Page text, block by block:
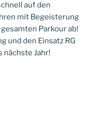
auf den
mit Begeisterung
Parkour ab!
und den Einsatz RG
nächste Jahr!